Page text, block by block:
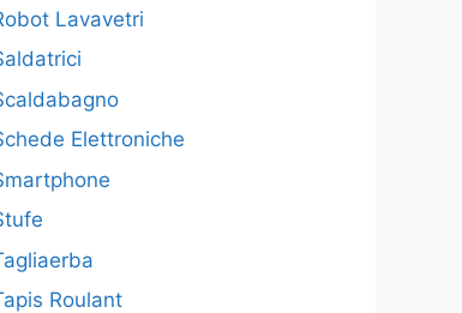
Lavavetri
Elettroniche
Roulant